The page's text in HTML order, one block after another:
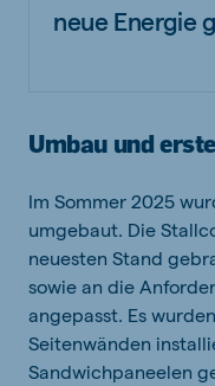
neue Energie
Umbau und
Im Sommer 2025
umgebaut. Die
neuesten Stand
sowie an die
angepasst. Es
Seitenwänden
Sandwichpaneelen